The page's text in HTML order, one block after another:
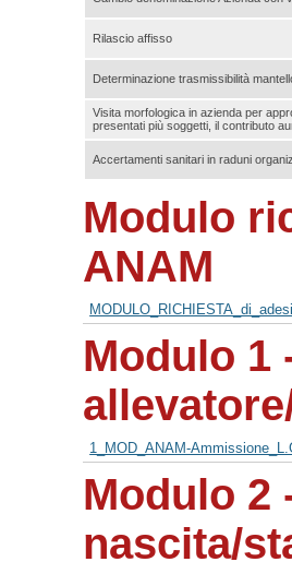
Rilascio affisso
Determinazione trasmissibilità
Visita morfologica in azienda per
presentati più soggetti, il contributo
Accertamenti sanitari in raduni
Modulo
ANAM
Modulo 1
1_MOD_ANAM-
Modulo 2
nascita/